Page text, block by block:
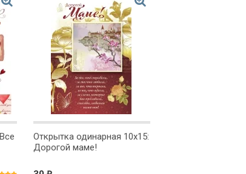
Открытка одинарная 10x15:
Дорогой маме!